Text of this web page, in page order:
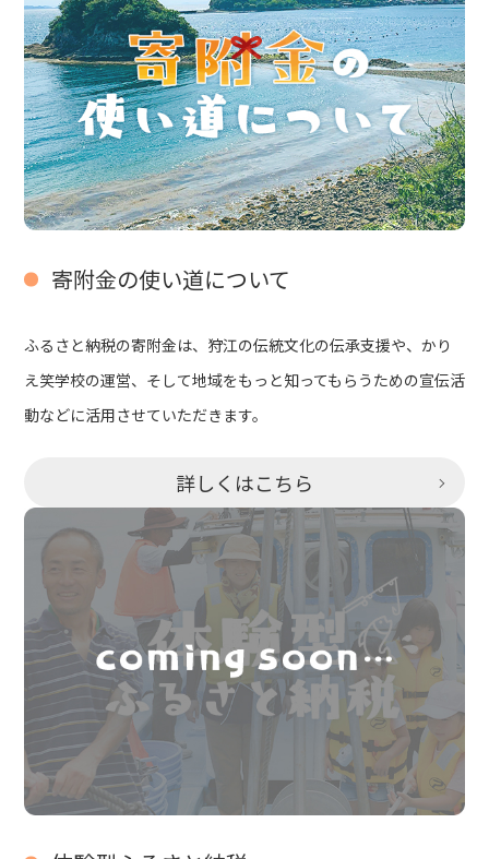
寄附金の使い道について
ふるさと納税の寄附金は、狩江の伝統文化の伝承支援や、かり
え笑学校の運営、そして地域をもっと知ってもらうための宣伝活
動などに活用させていただきます。
詳しくはこちら